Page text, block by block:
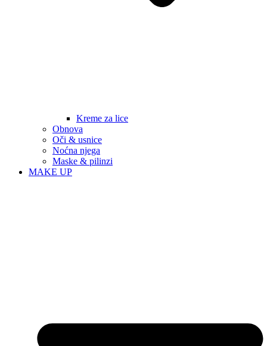
Kreme za lice
Obnova
Oči & usnice
Noćna njega
Maske & pilinzi
MAKE UP